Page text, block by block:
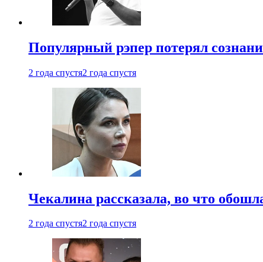
Популярный рэпер потерял
2 года спустя2 года спустя
Чекалина рассказала, во что
2 года спустя2 года спустя